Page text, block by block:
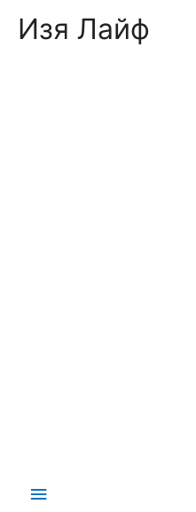
Изя Лайф
Main